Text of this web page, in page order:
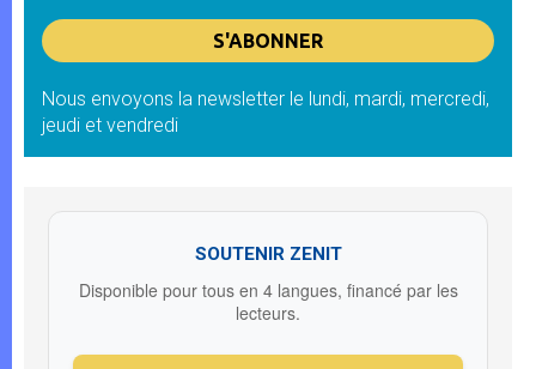
Nous envoyons la newsletter le lundi, mardi, mercredi,
jeudi et vendredi
SOUTENIR ZENIT
Disponible pour tous en 4 langues, financé par les
lecteurs.